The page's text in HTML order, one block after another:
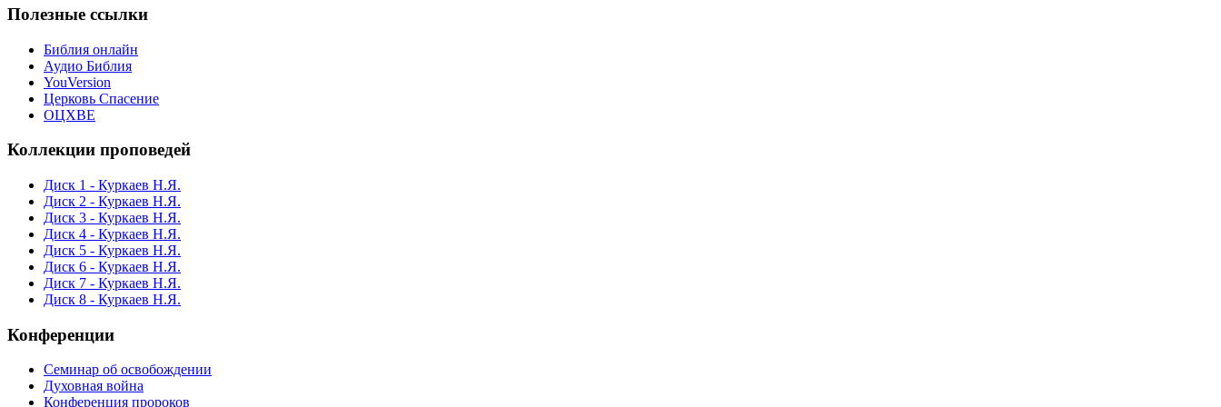
Полезные ссылки
Библия онлайн
Аудио Библия
YouVersion
Церковь Спасение
ОЦХВЕ
Коллекции проповедей
Диск 1 - Куркаев Н.Я.
Диск 2 - Куркаев Н.Я.
Диск 3 - Куркаев Н.Я.
Диск 4 - Куркаев Н.Я.
Диск 5 - Куркаев Н.Я.
Диск 6 - Куркаев Н.Я.
Диск 7 - Куркаев Н.Я.
Диск 8 - Куркаев Н.Я.
Конференции
Семинар об освобождении
Духовная война
Конференция пророков